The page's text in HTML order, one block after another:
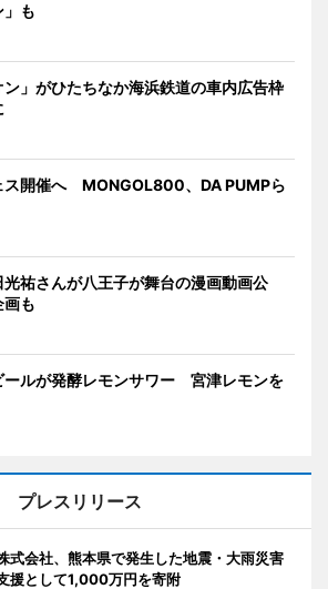
」も
ン」がひたちなか海浜鉄道の車内広告枠
ス開催へ MONGOL800、DA PUMPら
祐さんが八王子が舞台の漫画動画公
も
ールが発酵レモンサワー 宮津レモンを
プレスリリース
式会社、熊本県で発生した地震・大雨災害
援として1,000万円を寄附